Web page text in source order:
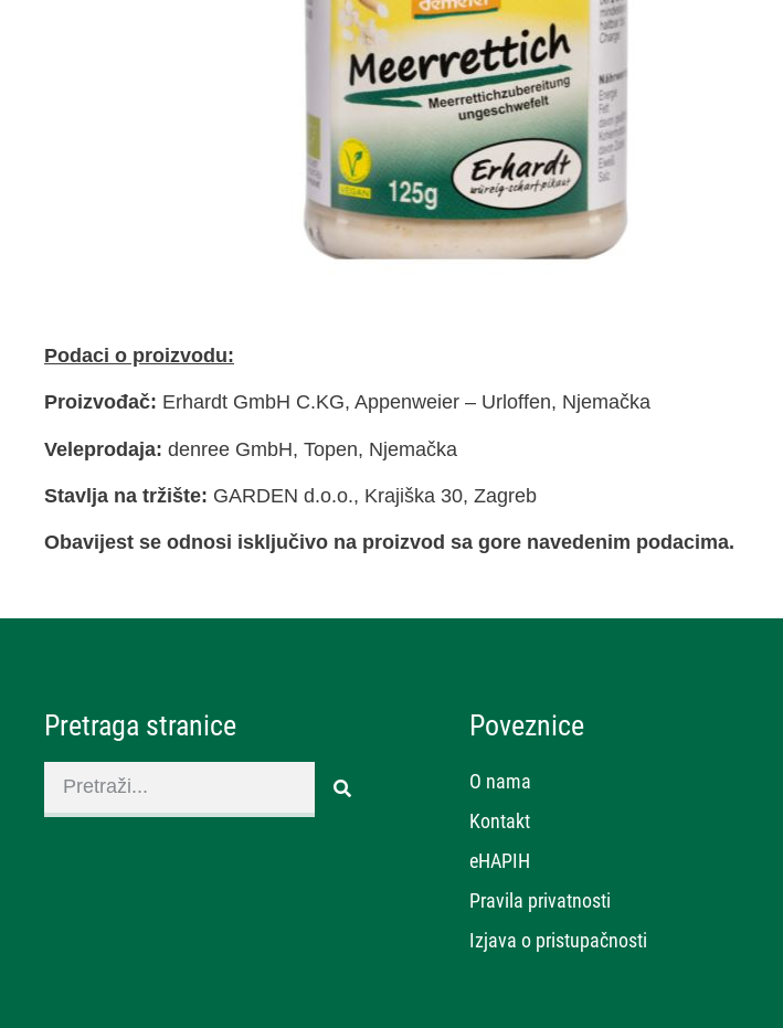
Podaci o proizvodu:
Proizvođač: Erhardt GmbH C.KG, Appenweier – Urloffen, Njemačka
Veleprodaja: denree GmbH, Topen, Njemačka
Stavlja na tržište: GARDEN d.o.o., Krajiška 30, Zagreb
Obavijest se odnosi isključivo na proizvod sa gore navedenim podacima.
Pretraga stranice Poveznice
O nama
Kontakt
eHAPIH
Pravila privatnosti
Izjava o pristupačnosti